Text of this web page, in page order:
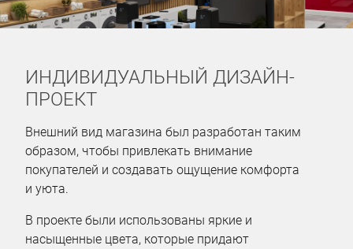
ИНДИВИДУАЛЬНЫЙ ДИЗАЙН-
ПРОЕКТ
Внешний вид магазина был разработан таким
образом, чтобы привлекать внимание
покупателей и создавать ощущение комфорта
и уюта.
В проекте были использованы яркие и
насыщенные цвета, которые придают